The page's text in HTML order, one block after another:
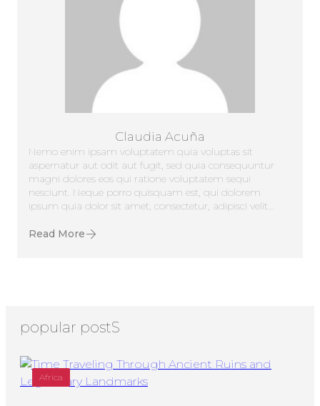
Claudia Acuña
Nemo enim ipsam voluptatem quia voluptas sit
aspernatur aut odit aut fugit, sed quia consequuntur
magni dolores eos qui ratione voluptatem sequi
nesciunt. Neque porro quisquam est, qui dolorem
ipsum quia dolor sit amet, consectetur, adipisci velit...
Read More
popular postS
Africa